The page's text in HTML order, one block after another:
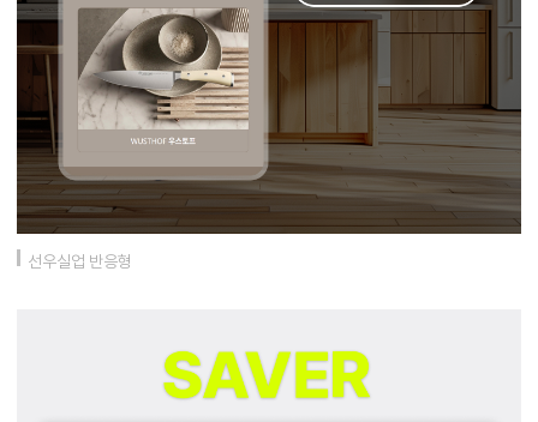
선우실업 반응형